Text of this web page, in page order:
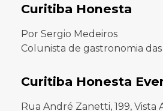
Curitiba Honesta
Por Sergio Medeiros
Colunista de gastronomia
Curitiba Honesta
Rua André Zanetti, 199,